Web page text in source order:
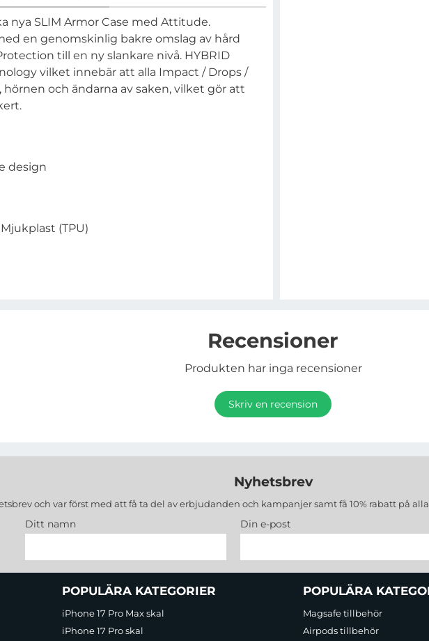
nya SLIM Armor Case med Attitude.
en genomskinlig bakre omslag av hård
till en ny slankare nivå. HYBRID
vilket innebär att alla Impact / Drops /
och ändarna av saken, vilket gör att
design
(TPU)
Recensioner
Produkten har inga recensioner
Skriv en recension
Nyhetsbrev
och var först med att få ta del av erbjudanden och kampanjer samt få 10% rabatt på alla
Ditt namn Din e-post
länkarPOPULÄRA KATEGORIER
iPhone 17 Pro Max skal
iPhone 17 Pro skal
POPULÄRA
Magsafe tillbehör
Airpods tillbehör